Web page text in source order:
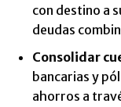
con destino a
deudas
Consolidar
bancarias y
ahorros a